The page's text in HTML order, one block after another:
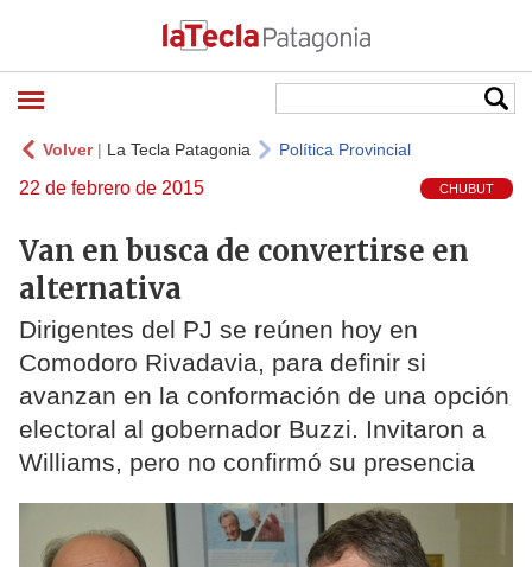
Volver| La Tecla Patagonia Política Provincial
22 de febrero de 2015 CHUBUT
Van en busca de convertirse en
alternativa
Dirigentes del PJ se reúnen hoy en
Comodoro Rivadavia, para definir si
avanzan en la conformación de una opción
electoral al gobernador Buzzi. Invitaron a
Williams, pero no confirmó su presencia